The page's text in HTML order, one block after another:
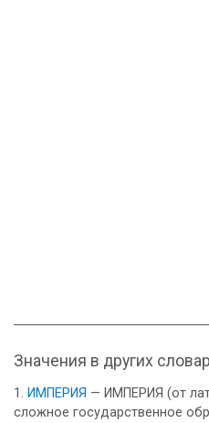
Значения в других
ИМПЕРИЯ — ИМПЕРИЯ (от
сложное государственное